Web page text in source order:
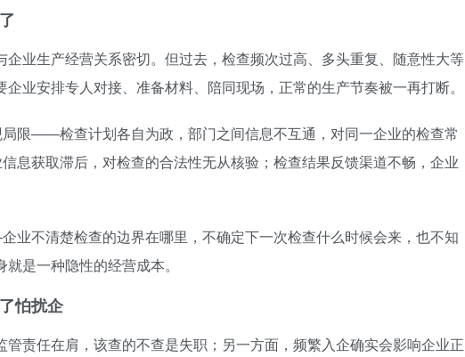
业生产经营关系密切。但过去，检查频次过高、多头重复、随意性大等
业安排专人对接、准备材料、陪同现场，正常的生产节奏被一再打断。
局限——检查计划各自为政，部门之间信息不互通，对同一企业的检查常
息获取滞后，对检查的合法性无从核验；检查结果反馈渠道不畅，企业
业不清楚检查的边界在哪里，不确定下一次检查什么时候会来，也不知
是一种隐性的经营成本。
怕扰企
责任在肩，该查的不查是失职；另一方面，频繁入企确实会影响企业正